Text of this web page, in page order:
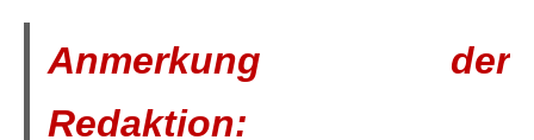
Anmerkung der
Redaktion: